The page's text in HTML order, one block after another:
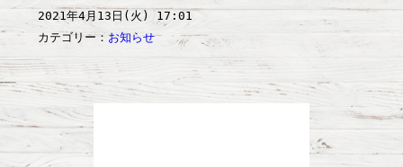
2021年4月13日(火) 17:01
カテゴリー： お知らせ